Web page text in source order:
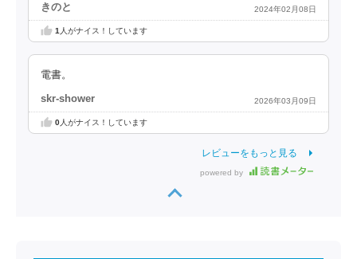
きのと 2024年02月08日
1 人がナイス！しています
電書。
skr-shower 2026年03月09日
0人がナイス！しています
レビューをもっと見る
powered by